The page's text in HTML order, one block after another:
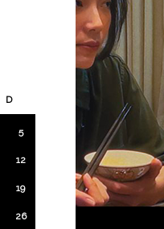
D
5
12
19
26